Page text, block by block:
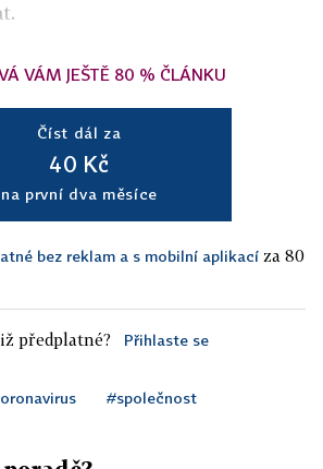
VÁM JEŠTĚ 80 % ČLÁNKU
Číst dál za
40 Kč
na první dva měsíce
bez reklam a s mobilní aplikací za 80
předplatné? Přihlaste se
#společnost